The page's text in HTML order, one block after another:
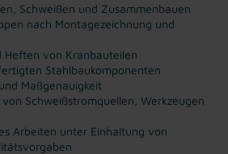
Schweißen und Zusammenbauen
nach Montagezeichnung und
Heften von Kranbauteilen
Stahlbaukomponenten
Maßgenauigkeit
Schweißstromquellen, Werkzeugen
Arbeiten unter Einhaltung von